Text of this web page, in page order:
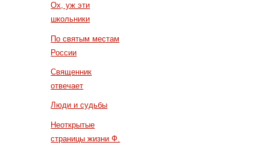
Ох, уж эти
школьники
По святым местам
России
Священник
отвечает
Люди и судьбы
Неоткрытые
страницы жизни Ф.